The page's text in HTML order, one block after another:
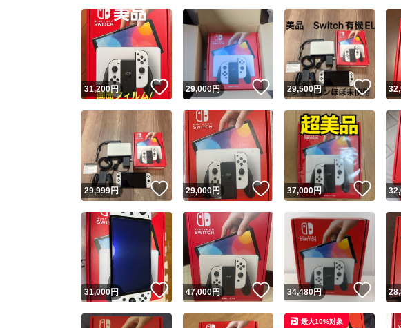
31,200円 いいね！
29,000円 いいね！
29,500円 いい
29,999円 いいね！
29,000円 いいね！
37,000円 いい
31,000円 いいね！
47,000円 いいね！
34,480円 いい
最大10%対象